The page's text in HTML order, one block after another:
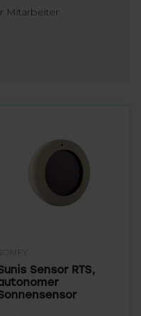
Mitarbeiter
SOMFY
Sensor RTS,